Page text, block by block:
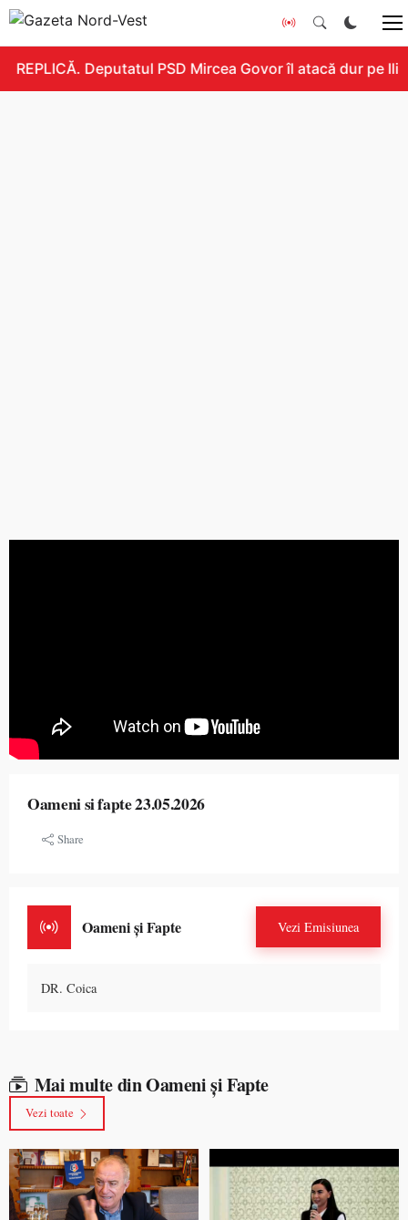
REPLICĂ. Deputatul PSD Mircea Govor îl atacă dur pe
Oameni si fapte 23.05.2026
Share
Oameni și Fapte Vezi Emisiunea
DR. Coica
Mai multe din Oameni și Fapte
Vezi toate